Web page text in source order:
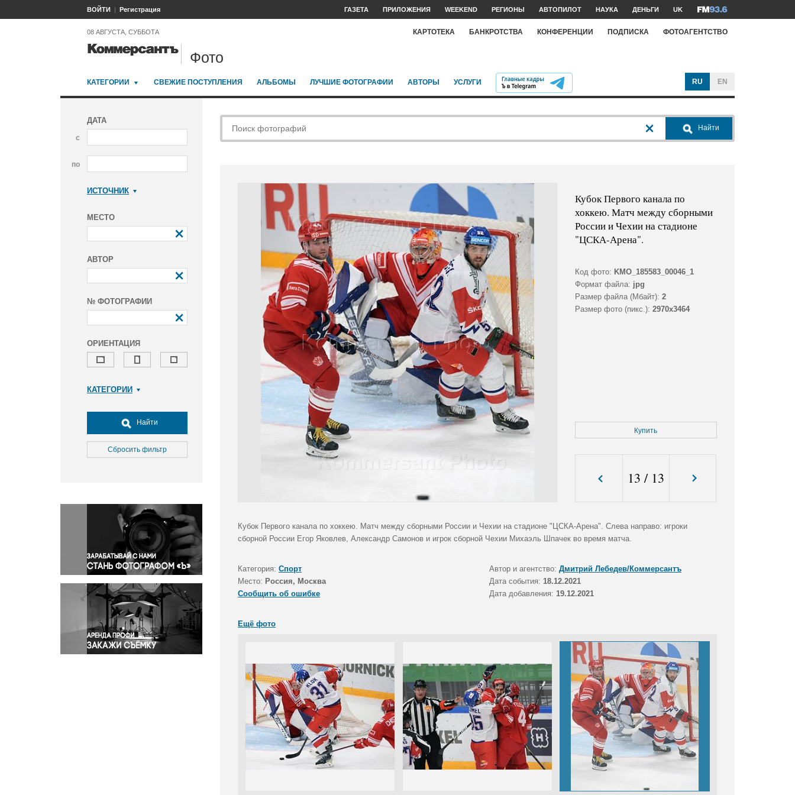
ВОЙТИ Регистрация ГАЗЕТА ПРИЛОЖЕНИЯ WEEKEND РЕГИОНЫ АВТОПИЛОТ НАУКА ДЕНЬГИ UK
08 АВГУСТА, СУББОТА КАРТОТЕКА БАНКРОТСТВА КОНФЕРЕНЦИИ ПОДПИСКА ФОТОАГЕНТСТВО
Фото
КАТЕГОРИИ СВЕЖИЕ ПОСТУПЛЕНИЯ АЛЬБОМЫ ЛУЧШИЕ ФОТОГРАФИИ АВТОРЫ УСЛУГИ RU EN
ДАТА
с
по
ИСТОЧНИК
МЕСТО
АВТОР
№ ФОТОГРАФИИ
ОРИЕНТАЦИЯ
КАТЕГОРИИ
Досуг, туризм и отдых
Культура
Медицина
Окружающая среда
Политика
Правосудие
Происшествия и конфликты
Религия
Светская жизнь
Спорт
Экология
Экономика и бизнес
Найти
Сбросить фильтр
Найти
Кубок Первого канала по
хоккею. Матч между сборными
России и Чехии на стадионе
"ЦСКА-Арена".
Код фото: KMO_185583_00046_1
Формат файла: jpg
Размер файла (Мбайт): 2
Размер фото (пикс.): 2970x3464
Купить
13 / 13
Кубок Первого канала по хоккею. Матч между сборными России и Чехии на стадионе "ЦСКА-Арена". Слева направо: игроки
сборной России Егор Яковлев, Александр Самонов и игрок сборной Чехии Михаэль Шпачек во время матча.
Категория: Спорт Автор и агентство: Дмитрий Лебедев/Коммерсантъ
Место: Россия, Москва Дата события: 18.12.2021
Сообщить об ошибке
Дата добавления: 19.12.2021
Ещё фото